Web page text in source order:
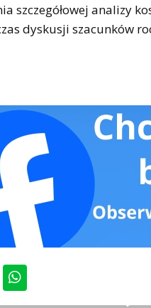
szczegółowej analizy
dyskusji szacunków